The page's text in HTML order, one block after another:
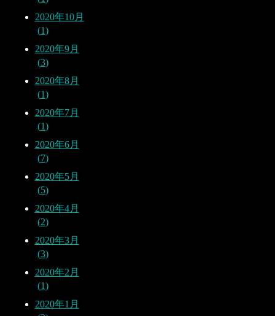
2020年10月
1
2020年9月
3
2020年8月
1
2020年7月
1
2020年6月
7
2020年5月
5
2020年4月
2
2020年3月
3
2020年2月
1
2020年1月